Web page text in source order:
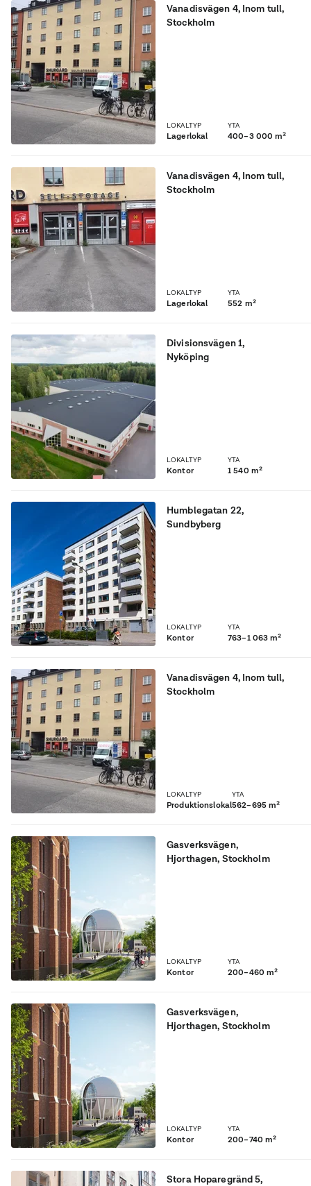
Vanadisvägen 4, Inom tull,
Stockholm
LOKALTYP
Lagerlokal
YTA
400–3 000 m²
Vanadisvägen 4, Inom tull,
Stockholm
LOKALTYP
Lagerlokal
YTA
552 m²
Divisionsvägen 1,
Nyköping
LOKALTYP
Kontor
YTA
1 540 m²
Humblegatan 22,
Sundbyberg
LOKALTYP
Kontor
YTA
763–1 063 m²
Vanadisvägen 4, Inom tull,
Stockholm
LOKALTYP
Produktionslokal
YTA
562–695 m²
Gasverksvägen,
Hjorthagen, Stockholm
LOKALTYP
Kontor
YTA
200–460 m²
Gasverksvägen,
Hjorthagen, Stockholm
LOKALTYP
Kontor
YTA
200–740 m²
Stora Hoparegränd 5,